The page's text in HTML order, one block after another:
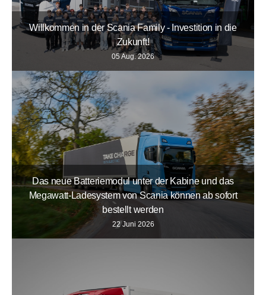
Willkommen in der Scania Family - Investition in die
Zukunft!
05 Aug. 2026
Das neue Batteriemodul unter der Kabine und das
Megawatt-Ladesystem von Scania können ab sofort
bestellt werden
22 Juni 2026